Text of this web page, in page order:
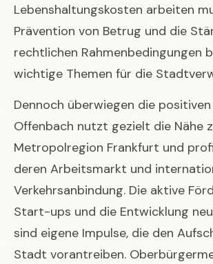
Lebenshaltungskosten arbeiten
Prävention von Betrug und die
rechtlichen Rahmenbedingungen
wichtige Themen für die
Dennoch überwiegen die
Offenbach nutzt gezielt die Nähe
Metropolregion Frankfurt und
deren Arbeitsmarkt und
Verkehrsanbindung. Die aktive
Start-ups und die Entwicklung
sind eigene Impulse, die den
Stadt vorantreiben.